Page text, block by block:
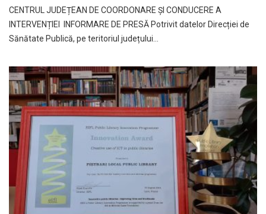
CENTRUL JUDEȚEAN DE COORDONARE ȘI CONDUCERE A
INTERVENȚIEI INFORMARE DE PRESĂ Potrivit datelor Direcției de
Sănătate Publică, pe teritoriul județului…